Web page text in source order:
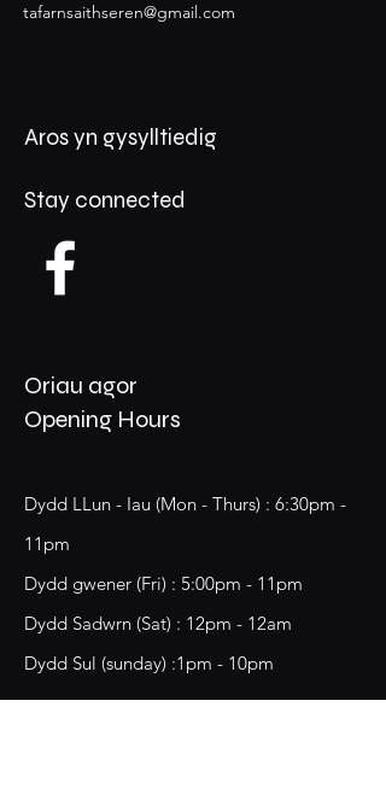
tafarnsaithseren@gmail.com
Aros yn gysylltiedig
Stay connected
Oriau agor
Opening Hours
Dydd LLun - Iau (Mon - Thurs) : 6:30pm -
11pm
​​Dydd gwener (Fri) : 5:00pm - 11pm
​Dydd Sadwrn (Sat) : 12pm - 12am
Dydd Sul (sunday) :1pm - 10pm